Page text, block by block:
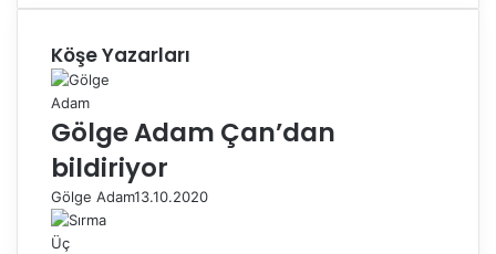
Köşe Yazarları
Gölge Adam Çan’dan
bildiriyor
Gölge Adam13.10.2020